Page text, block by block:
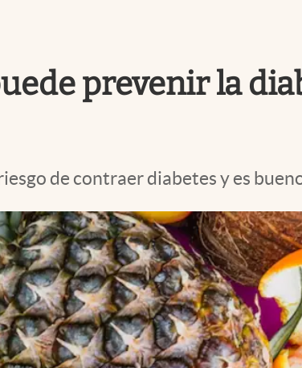
prevenir la
de contraer diabetes y es